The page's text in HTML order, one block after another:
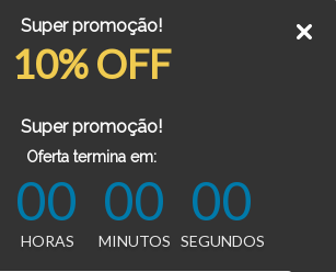
Super promoção!
10% OFF
Super promoção!
Oferta termina em:
00
HORAS
00
MINUTOS
00
SEGUNDOS